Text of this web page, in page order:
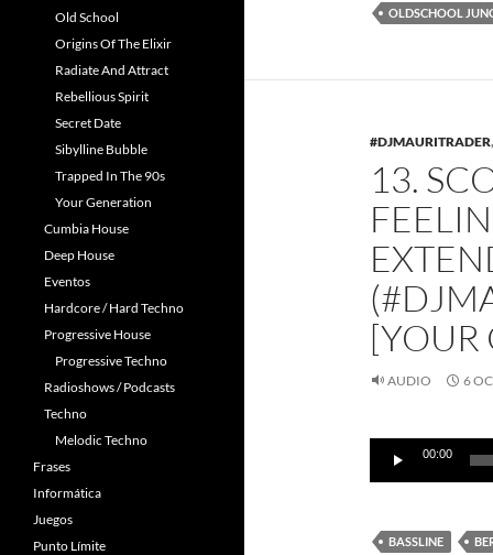
OLDSCHOOL
#DJMAURITRADER,
13.
[YOUR
AUDIO 6
Reproductor
audio
00:00
BASSLINE
Old School
Origins Of The Elixir
Radiate And Attract
Rebellious Spirit
Secret Date
Sibylline Bubble
Trapped In The 90s
Your Generation
Cumbia House
Deep House
Eventos
Hardcore / Hard Techno
Progressive House
Progressive Techno
Radioshows / Podcasts
Techno
Melodic Techno
Frases
Informática
Juegos
Punto Límite